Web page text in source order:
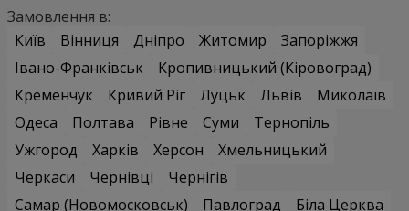
Замовлення в:
Київ
Вінниця Дніпро Житомир
Запоріжжя
Івано-Франківськ
Кропивницький (Кіровоград)
Кременчук
Кривий Ріг Луцьк Львів
Миколаїв
Одеса
Полтава Рівне Суми
Тернопіль
Ужгород
Харків Херсон
Хмельницький
Черкаси
Чернівці
Чернігів
Самар (Новомосковськ)
Павлоград
Біла Церква